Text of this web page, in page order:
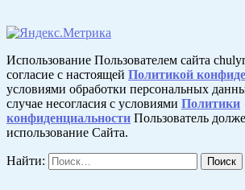
Использование Пользователем сайта
согласие с настоящей Политикой
условиями обработки персональных
случае несогласия с условиями Политики
конфиденциальности Пользователь
использование Сайта.
Найти: